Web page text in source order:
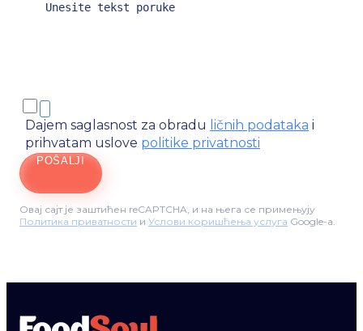
Dajem saglasnost za obradu ličnih podataka i
prihvatam uslove politike privatnosti
POŠALJI
Овај сајт је заштићен reCAPTCHA, и на њега се примењују
Политика приватности и Услови коришћења услуга Google-а.